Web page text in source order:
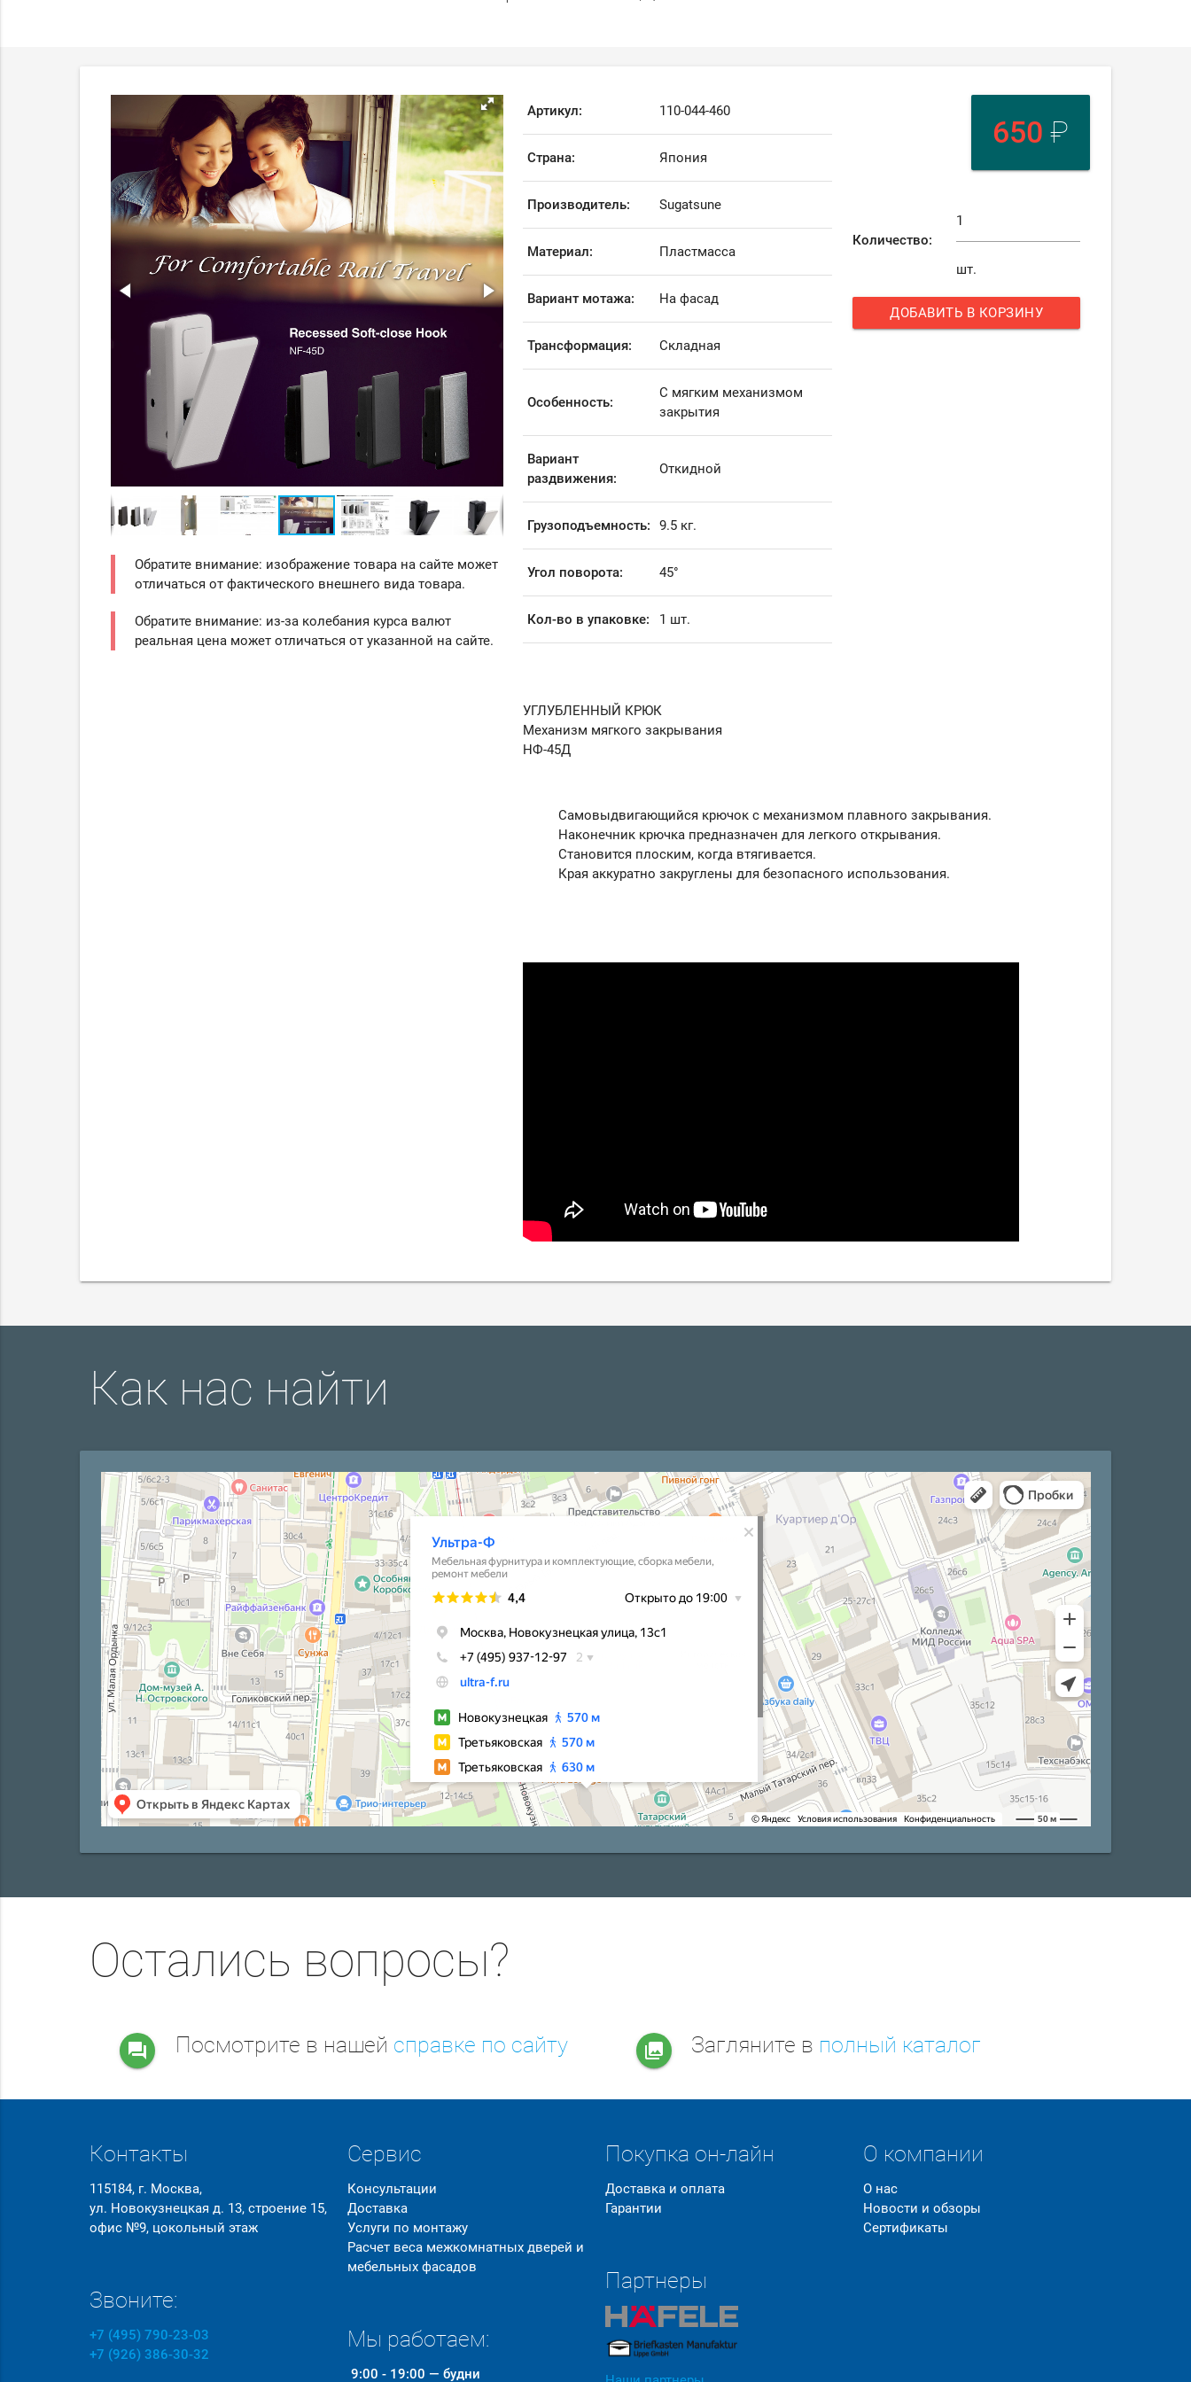
Обратите внимание: изображение товара на сайте может
отличаться от фактического внешнего вида товара.
Обратите внимание: из-за колебания курса валют
реальная цена может отличаться от указанной на сайте.
Артикул: 110-044-460
Страна: Япония
Производитель: Sugatsune
Материал: Пластмасса
Вариант мотажа: На фасад
Трансформация: Складная
Особенность:
С мягким механизмом
закрытия
Вариант
раздвижения:
Откидной
Грузоподъемность: 9.5 кг.
Угол поворота: 45°
Кол-во в упаковке: 1 шт.
650 ₽
Количество:
шт.
ДОБАВИТЬ В КОРЗИНУ
УГЛУБЛЕННЫЙ КРЮК
Механизм мягкого закрывания
НФ-45Д
Самовыдвигающийся крючок с механизмом плавного закрывания.
Наконечник крючка предназначен для легкого открывания.
Становится плоским, когда втягивается.
Края аккуратно закруглены для безопасного использования.
Как нас найти
Остались вопросы?
question_answer Посмотрите в нашей справке по сайту collections Загляните в полный каталог
Контакты
115184, г. Москва,
ул. Новокузнецкая д. 13, строение 15,
офис №9, цокольный этаж
Звоните:
+7 (495) 790-23-03
+7 (926) 386-30-32
Сервис
Консультации
Доставка
Услуги по монтажу
Расчет веса межкомнатных дверей и
мебельных фасадов
Мы работаем:
9:00 - 19:00 — будни
Покупка он-лайн
Доставка и оплата
Гарантии
Партнеры
О компании
О нас
Новости и обзоры
Сертификаты